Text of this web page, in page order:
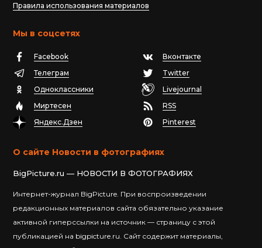
Правила использования материалов
Мы в соцсетях
Facebook
Вконтакте
Телеграм
Twitter
Одноклассники
Livejournal
Миртесен
RSS
Яндекс.Дзен
Pinterest
О сайте Новости в фотографиях
BigPicture.ru — НОВОСТИ В ФОТОГРАФИЯХ
Интернет-журнал BigPicture. При воспроизведении
редакционных материалов сайта обязательно указание
активной гиперссылки на источник — страницу с этой
публикацией на bigpicture.ru. Сайт содержит материалы,